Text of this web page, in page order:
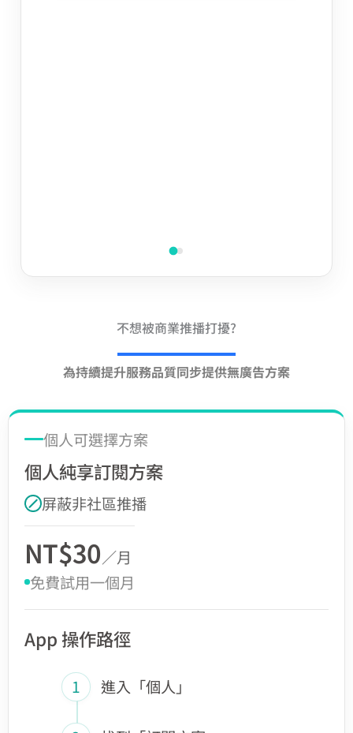
不想被商業推播打擾?
為持續提升服務品質同步提供無廣告方案
個人可選擇方案
個人純享訂閱方案
屏蔽非社區推播
NT$30／月
免費試用一個月
App 操作路徑
1 進入「個人」